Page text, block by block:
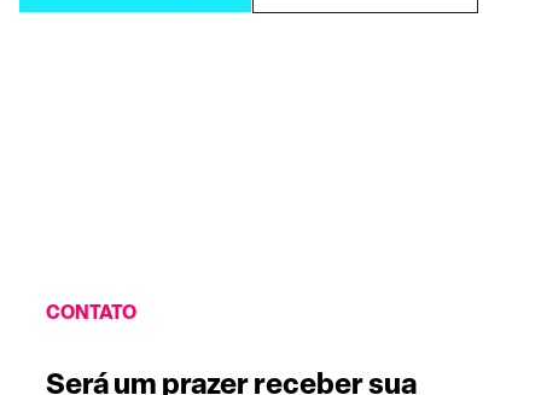
CONTATO
Será um prazer receber sua